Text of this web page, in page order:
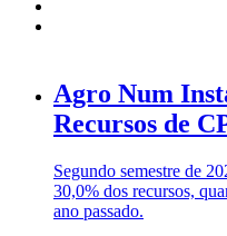
Agro Num
Recursos de
Segundo semestre de
30,0% dos recursos,
ano passado.